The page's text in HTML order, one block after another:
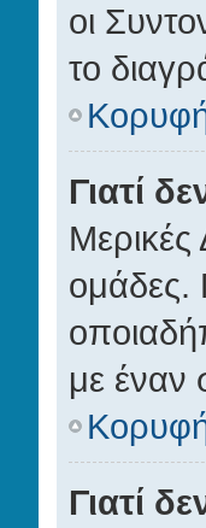
οι
το
Γιατί
Μερικές
ομάδες.
με έναν
Γιατί